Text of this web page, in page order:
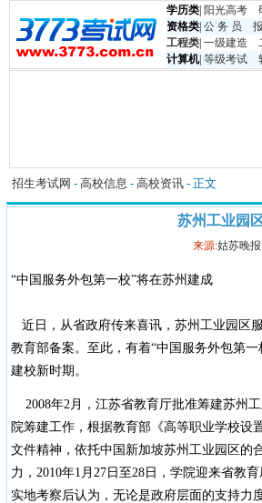
学历类 阳光高考
资格类 公 务 员
工程类 一级建造
计算机| 等级考试
招生考试网 - 高校信息 - 高校资讯 - 正文
苏州工业园
来源:姑苏晚报
“中国服务外包第一校”将在苏州建成
近日，从省政府传来喜讯，苏州工业园区
教育部备案。至此，有着“中国服务外包第
建校新时期。
2008年2月，江苏省教育厅批准筹建苏州
院筹建工作，根据教育部《高等职业学校设
文件精神，依托中国新加坡苏州工业园区的
力，2010年1月27日至28日，学院迎来省教
实地考察后认为，无论是政府层面的支持力